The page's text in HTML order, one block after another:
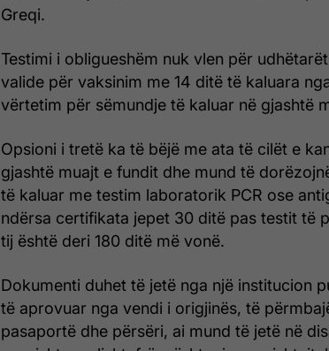
Greqi.
Testimi i obligueshëm nuk vlen për
valide për vaksinim me 14 ditë të kaluara
vërtetim për sëmundje të kaluar në gjashtë
Opsioni i tretë ka të bëjë me ata të cilët e
gjashtë muajt e fundit dhe mund të
të kaluar me testim laboratorik PCR ose
ndërsa certifikata jepet 30 ditë pas testit të
tij është deri 180 ditë më vonë.
Dokumenti duhet të jetë nga një institucion
të aprovuar nga vendi i origjinës, të
pasaportë dhe përsëri, ai mund të jetë në